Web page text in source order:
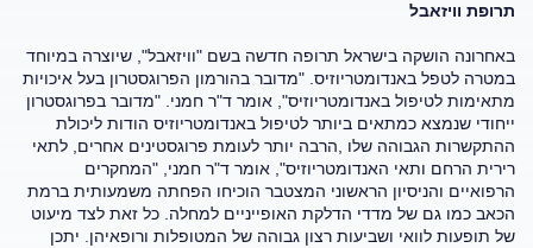
תרופת וויזאבל
באחרונה הושקה בישראל תרופה חדשה בשם "וויזאבל", שיוצרה במיוחד
במטרה לטפל באנדומטריוזיס. "מדובר בהורמון הפרוגסטרון בעל איכויות
מתאימות לטיפול באנדומטריוזיס", אומר ד"ר חמני. "מדובר בפרוגסטרון
ייחודי שנמצא כמתאים ביותר לטיפול באנדומטריוזיס הודות ליכולת
ההתקשרות הגבוהה שלו ,הרבה יותר לעומת פרוגסטינים אחרים, לתאי
רירית הרחם ותאי האנדומטריוזיס", אומר ד"ר חמני, "המחקרים
הרפואיים והניסיון הראשוני המצטבר הוכיחו הפחתה משמעותית ברמת
הכאב כמו גם של מדדי הדלקת האופייניים למחלה. כל זאת לצד מיעוט
של תופעות לוואי ושביעות רצון גבוהה של המטופלות ורופאיהן. יתכן